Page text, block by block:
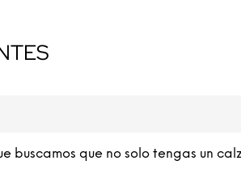
buscamos que no solo tengas un